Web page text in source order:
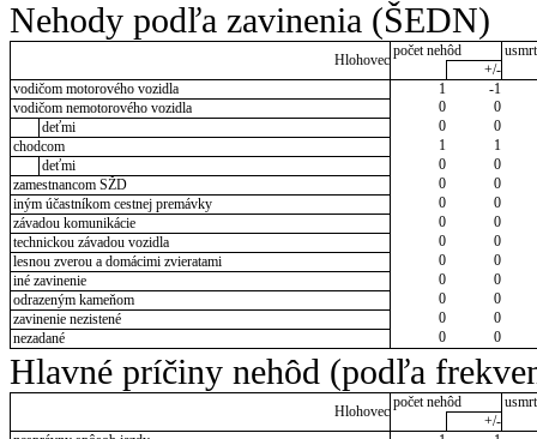
Nehody podľa zavinenia (ŠEDN)
Hlohovec
počet nehôd
+/-
vodičom motorového vozidla
1
-1
vodičom nemotorového vozidla
0
0
deťmi
0
0
chodcom
1
1
deťmi
0
0
zamestnancom SŽD
0
0
iným účastníkom cestnej premávky
0
0
závadou komunikácie
0
0
technickou závadou vozidla
0
0
lesnou zverou a domácimi zvieratami
0
0
iné zavinenie
0
0
odrazeným kameňom
0
0
zavinenie nezistené
0
0
nezadané
0 0
Hlavné príčiny nehôd (podľa
Hlohovec
počet nehôd
+/-